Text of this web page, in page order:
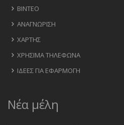
ΒΊΝΤΕΟ
ΑΝΑΓΝΏΡΙΣΗ
ΧΆΡΤΗΣ
ΧΡΉΣΙΜΑ ΤΗΛΈΦΩΝΑ
ΙΔΈΕΣ ΓΙΑ ΕΦΑΡΜΟΓΉ
Νέα μέλη